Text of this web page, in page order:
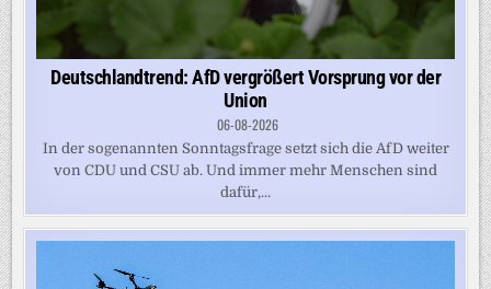
Deutschlandtrend: AfD vergrößert Vorsprung vor der
Union
06-08-2026
In der sogenannten Sonntagsfrage setzt sich die AfD weiter
von CDU und CSU ab. Und immer mehr Menschen sind
dafür,...